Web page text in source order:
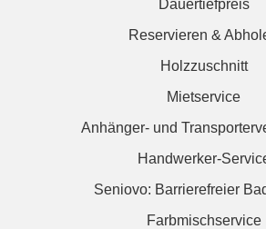
Dauertiefpreis
Reservieren &
Holzzuschnitt
Mietservice
Anhänger- und
Handwerker-
Seniovo: Barrierefreier
Farbmischservice